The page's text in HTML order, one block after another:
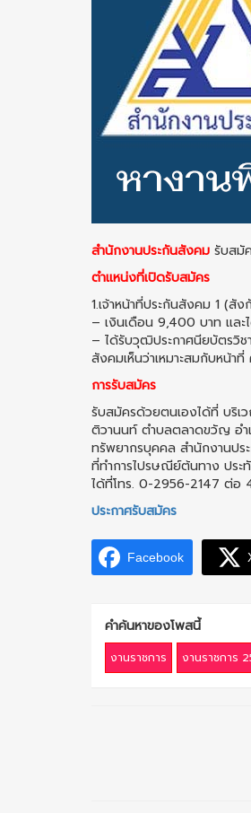
สำนักงานประกันสังคม รับสมั
ตำแหน่งที่เปิดรับสมัคร
1.เจ้าหน้าที่ประกันสังคม 1 (
– เงินเดือน 9,400 บาท แล
– ได้รับวุฒิประกาศนียบัตรวิช
สังคมเห็นว่าเหมาะสมกับหน้
การรับสมัคร
รับสมัครด้วยตนเองได้ที่ บริเ
ติวานนท์ ตำบลตลาดขวัญ อำ
ทรัพยากรบุคคล สำนักงานป
ที่ทำการไปรษณีย์ต้นทาง ปร
ได้ที่โทร. 0-2956-2147 ต่อ
ประกาศรับสมัคร
Facebook
คำค้นหาของโพสนี้
งานราชการ งานราชการ